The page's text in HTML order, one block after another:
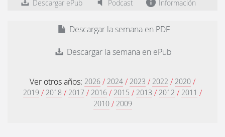
Descargar ePub Podcast Información
Descargar la semana en PDF
Descargar la semana en ePub
Ver otros años: 2026 / 2024 / 2023 / 2022 / 2020 /
2019 / 2018 / 2017 / 2016 / 2015 / 2013 / 2012 / 2011 /
2010 / 2009